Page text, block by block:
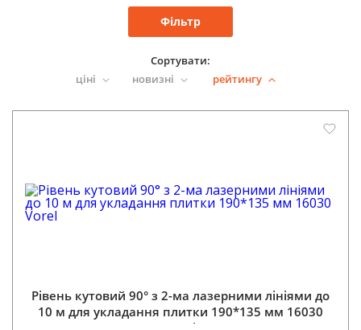
Фільтр
Сортувати:
ціні
новизні рейтингу
Рівень кутовий 90° з 2-ма лазерними лініями до
10 м для укладання плитки 190*135 мм 16030